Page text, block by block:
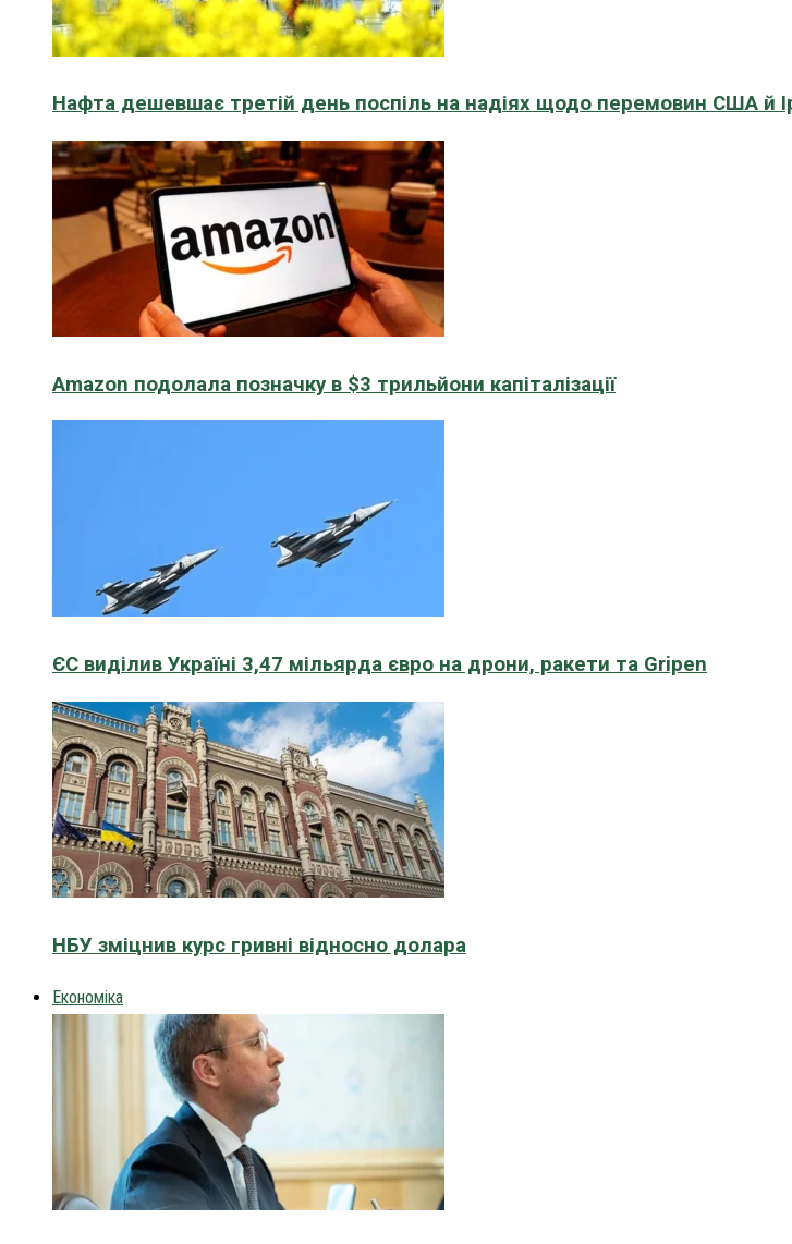
Нафта дешевшає третій день поспіль на надіях щодо перемовин США й
Amazon подолала позначку в $3 трильйони капіталізації
ЄС виділив Україні 3,47 мільярда євро на дрони, ракети та Gripen
НБУ зміцнив курс гривні відносно долара
Економіка